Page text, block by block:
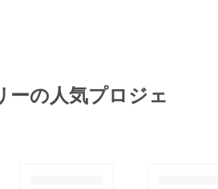
けまし
にお声掛
は、イ
ーの人気プロジェ